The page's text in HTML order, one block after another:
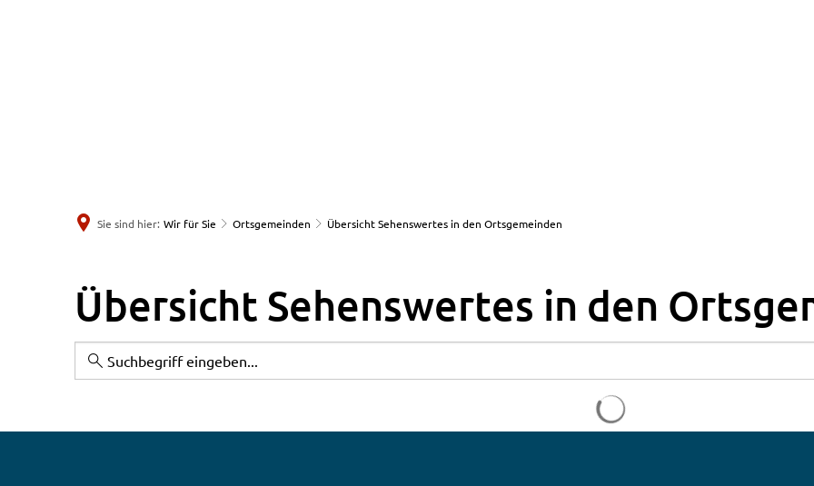
Sie sind hier: Wir für Sie Ortsgemeinden Übersicht Sehenswertes in den Ortsgemeinden
Übersicht
Sehenswertes
in
Übersicht Sehenswertes in den